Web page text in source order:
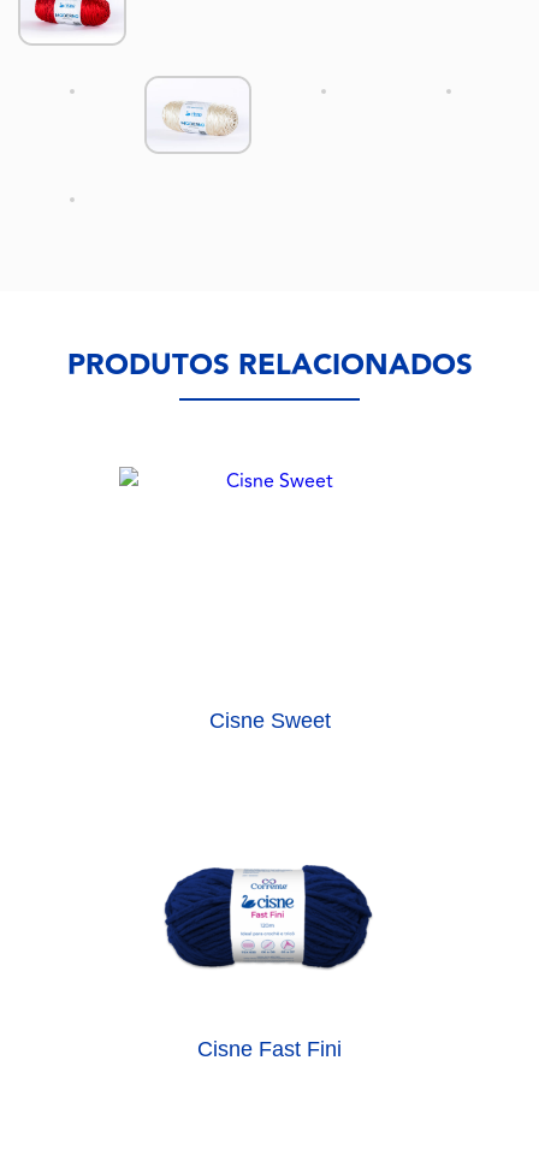
PRODUTOS RELACIONADOS
Cisne Sweet
Cisne Fast Fini